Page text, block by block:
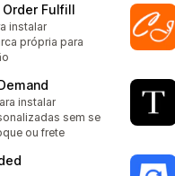
Order Fulfill
instalar
própria para
instalar
sem se
ou frete